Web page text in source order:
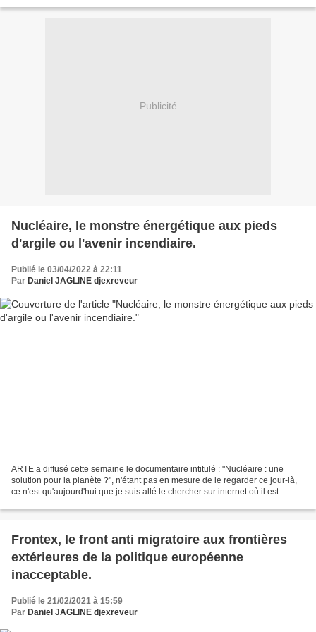
Publicité
Nucléaire, le monstre énergétique aux pieds
d'argile ou l'avenir incendiaire.
Publié le 03/04/2022 à 22:11
Par Daniel JAGLINE djexreveur
ARTE a diffusé cette semaine le documentaire intitulé : "Nucléaire : une
solution pour la planète ?", n'étant pas en mesure de le regarder ce jour-là,
ce n'est qu'aujourd'hui que je suis allé le chercher sur internet où il est
Frontex, le front anti migratoire aux frontières
extérieures de la politique européenne
inacceptable.
Publié le 21/02/2021 à 15:59
Par Daniel JAGLINE djexreveur